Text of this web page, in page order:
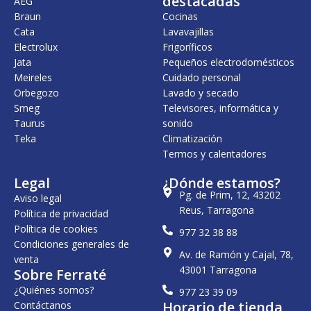
Braun
Cata
Electrolux
Jata
Meireles
Orbegozo
Smeg
Taurus
Teka
Cocinas
Lavavajillas
Frigoríficos
Pequeños electrodomésticos
Cuidado personal
Lavado y secado
Televisores, informática y
sonido
Climatización
Termos y calentadores
Legal
Aviso legal
Política de privacidad
Política de cookies
Condiciones generales de
venta
Sobre Ferraté
¿Quiénes somos?
Contáctanos
¿Dónde estamos?
Pg. de Prim, 12, 43202
Reus, Tarragona
977 32 38 88
Av. de Ramón y Cajal, 78,
43001 Tarragona
977 23 39 09
Horario de tienda